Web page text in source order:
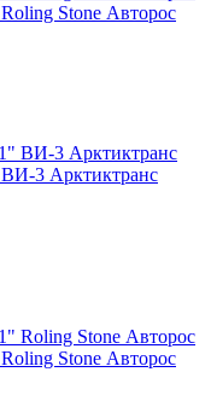
Stone Авторос
3 Арктиктранс
Stone Авторос